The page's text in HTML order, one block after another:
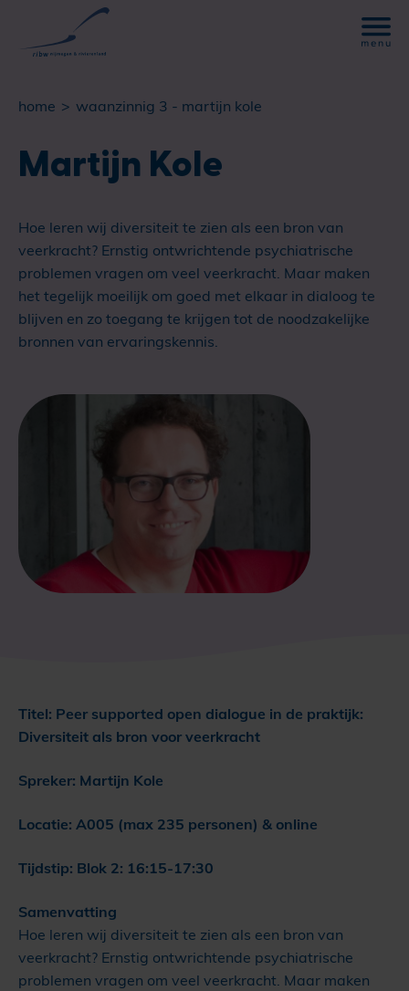
home waanzinnig 3 - martijn kole
Martijn Kole
Hoe leren wij diversiteit te zien als een bron van
veerkracht? Ernstig ontwrichtende psychiatrische
problemen vragen om veel veerkracht. Maar maken
het tegelijk moeilijk om goed met elkaar in dialoog te
blijven en zo toegang te krijgen tot de noodzakelijke
bronnen van ervaringskennis.
Titel: Peer supported open dialogue in de praktijk:
Diversiteit als bron voor veerkracht
Spreker: Martijn Kole
Locatie: A005 (max 235 personen) & online
Tijdstip: Blok 2: 16:15-17:30
Samenvatting
Hoe leren wij diversiteit te zien als een bron van
veerkracht? Ernstig ontwrichtende psychiatrische
problemen vragen om veel veerkracht. Maar maken